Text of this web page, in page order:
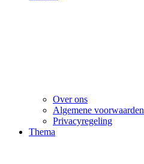
Over ons
Algemene voorwaarden
Privacyregeling
Thema